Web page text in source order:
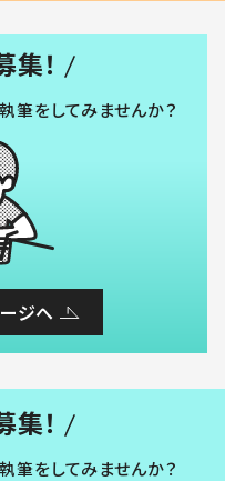
！
筆をしてみませんか？
ジへ
！
筆をしてみませんか？